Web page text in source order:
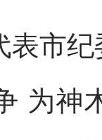
表市
为神